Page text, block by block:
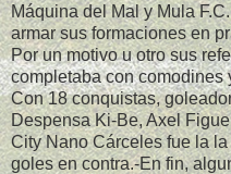
Máquina del Mal y Mula
armar sus formaciones en
Por un motivo u otro sus
completaba con comodines
Con 18 conquistas,
Despensa Ki-Be, Axel
City Nano Cárceles fue la
goles en contra.-En fin,